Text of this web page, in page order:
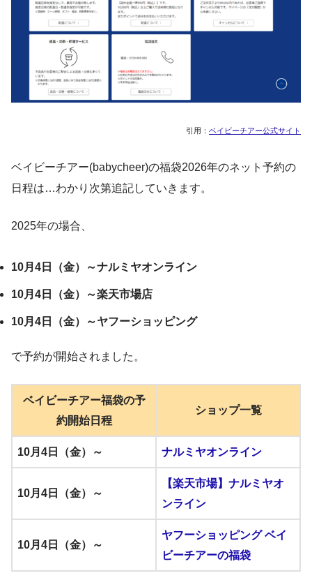
引用： ベイビーチアー公式サイト
ベイビーチアー(babycheer)の福袋2026年のネット予約の
日程は…わかり次第追記していきます。
2025年の場合、
10月4日（金）～ナルミヤオンライン
10月4日（金）～楽天市場店
10月4日（金）～ヤフーショッピング
で予約が開始されました。
ベイビーチアー福袋の予
約開始日程
ショップ一覧
10月4日（金）～ ナルミヤオンライン
10月4日（金）～
【楽天市場】ナルミヤオ
ンライン
10月4日（金）～
ヤフーショッピング ベイ
ビーチアーの福袋